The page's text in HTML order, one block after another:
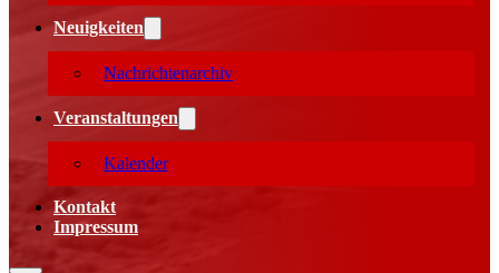
Neuigkeiten
Nachrichtenarchiv
Veranstaltungen
Kalender
Kontakt
Impressum